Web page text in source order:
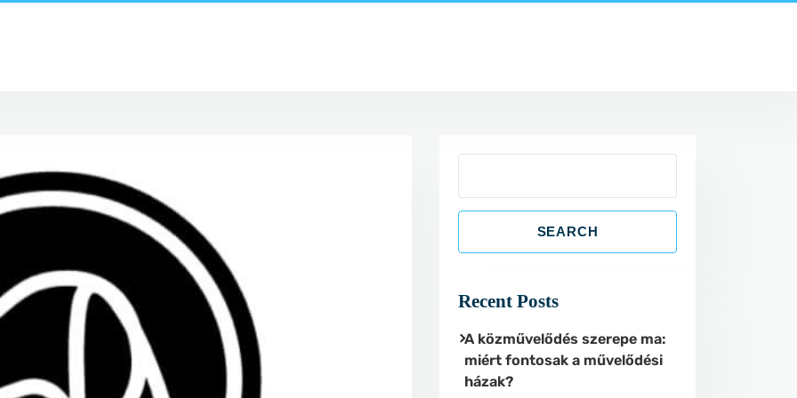
a
SEARCH
Recent Posts
A közművelődés szerepe ma:
miért fontosak a művelődési
házak?